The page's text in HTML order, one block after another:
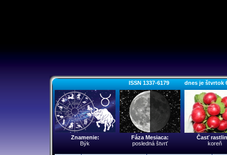
ISSN 1337-6179 dnes je štvrtok
Znamenie:
Býk
Fáza Mesiaca:
posledná štvrť
Časť
koreň